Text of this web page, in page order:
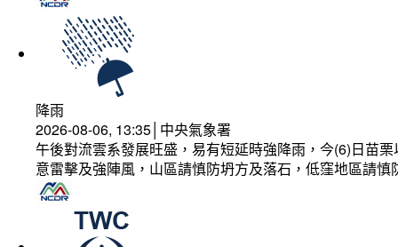
降雨
2026-08-06, 13:35│中央氣象署
午後對流雲系發展旺盛，易有短延時強降雨，今(6)日苗
意雷擊及強陣風，山區請慎防坍方及落石，低窪地區請